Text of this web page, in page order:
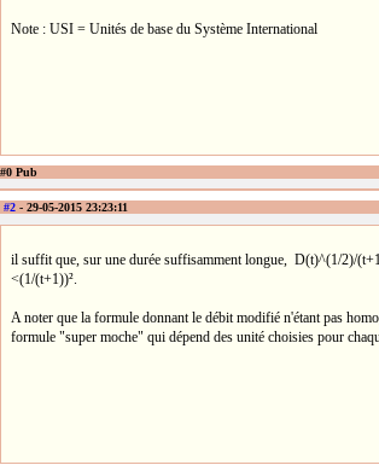
Note : USI = Unités de base du Système International
#0 Pub
#2 - 29-05-2015 23:23:11
il suffit que, sur une durée suffisamment longue, D(t)^(1/2)/
<(1/(t+1))².
A noter que la formule donnant le débit modifié n'étant pas
formule "super moche" qui dépend des unité choisies pour